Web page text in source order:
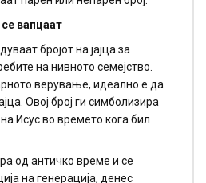
се вапцаат
бројот на јајца за
на нивното семејство.
верување, идеално е да
Овој број ги симболизира
Исус во времето кога бил
од античко време и се
на генерација, денес